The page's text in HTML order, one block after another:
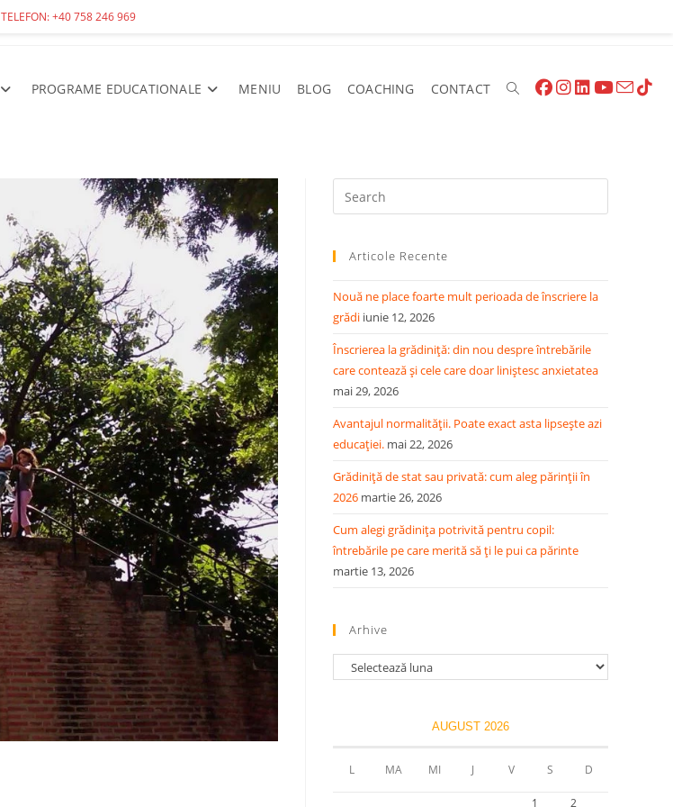
TELEFON: +40 758 246 969
PROGRAME EDUCATIONALE MENIU BLOG COACHING CONTACT
Articole Recente
Nouă ne place foarte mult perioada de înscriere la
grădi iunie 12, 2026
Înscrierea la grădiniță: din nou despre întrebările
care contează și cele care doar liniștesc anxietatea
mai 29, 2026
Avantajul normalității. Poate exact asta lipsește azi
educației. mai 22, 2026
Grădiniță de stat sau privată: cum aleg părinții în
2026 martie 26, 2026
Cum alegi grădinița potrivită pentru copil:
întrebările pe care merită să ți le pui ca părinte
martie 13, 2026
Arhive
AUGUST 2026
L MA MI J V S D
1 2